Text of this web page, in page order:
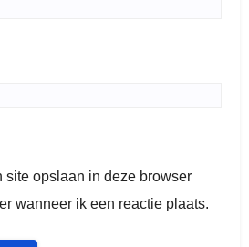
site opslaan in deze browser
wanneer ik een reactie plaats.